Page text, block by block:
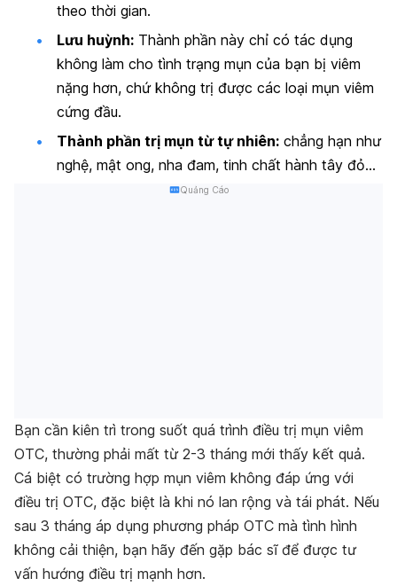
theo thời gian.
Lưu huỳnh: Thành phần này chỉ có tác dụng
không làm cho tình trạng mụn của bạn bị viêm
nặng hơn, chứ không trị được các loại mụn viêm
cứng đầu.
Thành phần trị mụn từ tự nhiên: chẳng hạn như
nghệ, mật ong, nha đam, tinh chất hành tây đỏ…
Quảng Cáo
Bạn cần kiên trì trong suốt quá trình điều trị mụn viêm
OTC, thường phải mất từ 2-3 tháng mới thấy kết quả.
Cá biệt có trường hợp mụn viêm không đáp ứng với
điều trị OTC, đặc biệt là khi nó lan rộng và tái phát. Nếu
sau 3 tháng áp dụng phương pháp OTC mà tình hình
không cải thiện, bạn hãy đến gặp bác sĩ để được tư
vấn hướng điều trị mạnh hơn.